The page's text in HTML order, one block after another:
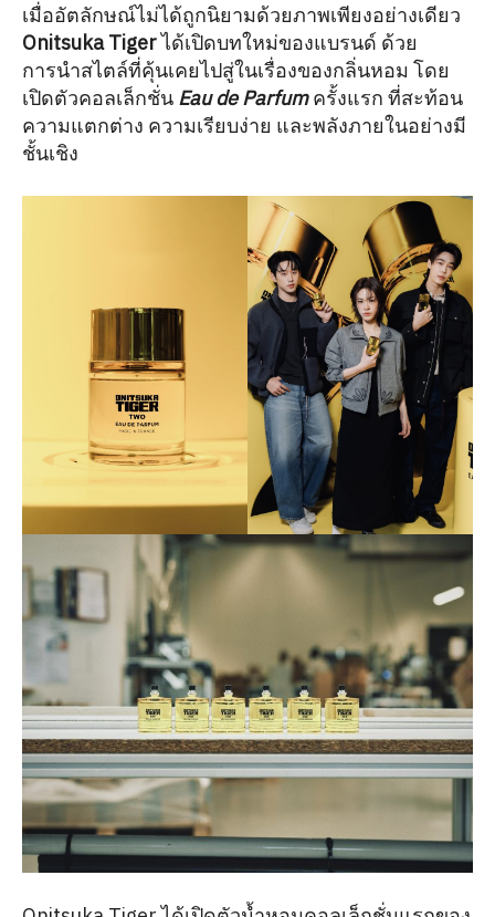
เมื่ออัตลักษณ์ไม่ได้ถูกนิยามด้วยภาพเพียงอย่างเดียว
Onitsuka Tigerได้เปิดบทใหม่ของแบรนด์ ด้วย
การนำสไตล์ที่คุ้นเคยไปสู่ในเรื่องของกลิ่นหอม โดย
เปิดตัวคอลเล็กชั่น Eau de Parfumครั้งแรก ที่สะท้อน
ความแตกต่าง ความเรียบง่าย และพลังภายในอย่างมี
ชั้นเชิง